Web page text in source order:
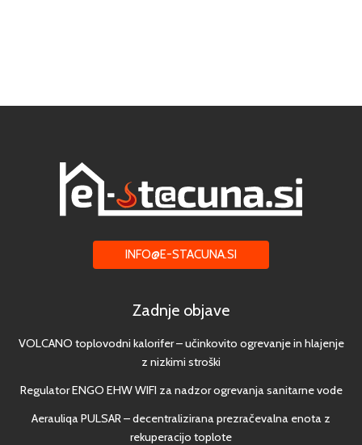
INFO@E-STACUNA.SI
Zadnje objave
VOLCANO toplovodni kalorifer – učinkovito ogrevanje in hlajenje
z nizkimi stroški
Regulator ENGO EHW WIFI za nadzor ogrevanja sanitarne vode
Aerauliqa PULSAR – decentralizirana prezračevalna enota z
rekuperacijo toplote